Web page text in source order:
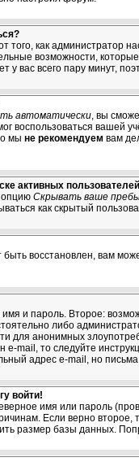
того, как
возможности,
у вас всего пару минут,
автоматически, вы
воспользоваться вашей
мы не рекомендуем вам
активных
опцию Скрывать ваше
как скрытый
восстановлен, вам
и пароль. Второе:
либо
для анонимных
mail, то следуйте
адрес e-mail, но
войти!
имя или пароль
Если верно
размер базы данных.